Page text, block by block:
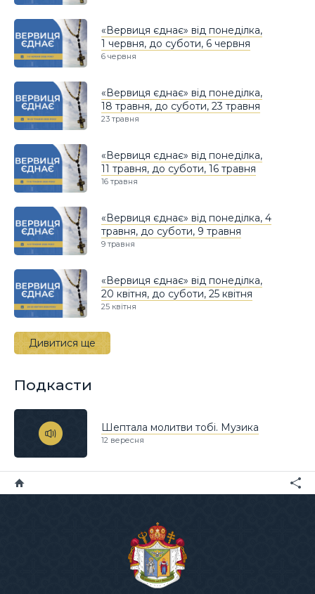
«Вервиця єднає» від понеділка,
1 червня, до суботи, 6 червня
6 червня
«Вервиця єднає» від понеділка,
18 травня, до суботи, 23 травня
23 травня
«Вервиця єднає» від понеділка,
11 травня, до суботи, 16 травня
16 травня
«Вервиця єднає» від понеділка, 4
травня, до суботи, 9 травня
9 травня
«Вервиця єднає» від понеділка,
20 квітня, до суботи, 25 квітня
25 квітня
Дивитися ще
Подкасти
Шептала молитви тобі. Музика
12 вересня